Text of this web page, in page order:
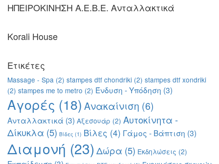
ΗΠΕΙΡΟΚΙΝΗΣΗ Α.Ε.Β.Ε. Ανταλλακτικά
Κorali Ηouse
Ετικέτες
Massage - Spa (2) stampes dtf chondriki (2) stampes dtf xondriki
(2) stampes me to metro (2) Ένδυση - Υπόδηση (3)
Αγορές (18) Ανακαίνιση (6)
Ανταλλακτικά (3) Αξεσουάρ (2) Αυτοκίνητα -
Δίκυκλα (5) Βίδες (1) Βίλες (4) Γάμος - Βάπτιση (3)
Διαμονή (23)Δώρα (5) Εκδηλώσεις (2)